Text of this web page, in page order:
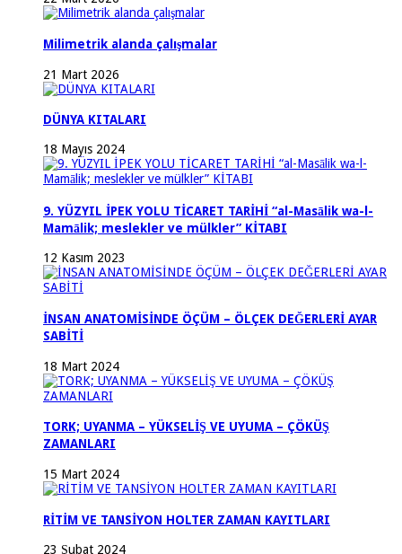
Milimetrik alanda çalışmalar
21 Mart 2026
DÜNYA KITALARI
18 Mayıs 2024
9. YÜZYIL İPEK YOLU TİCARET TARİHİ “al-Masālik wa-l-
Mamālik; meslekler ve mülkler” KİTABI
12 Kasım 2023
İNSAN ANATOMİSİNDE ÖÇÜM – ÖLÇEK DEĞERLERİ AYAR
SABİTİ
18 Mart 2024
TORK; UYANMA – YÜKSELİŞ VE UYUMA – ÇÖKÜŞ
ZAMANLARI
15 Mart 2024
RİTİM VE TANSİYON HOLTER ZAMAN KAYITLARI
23 Şubat 2024